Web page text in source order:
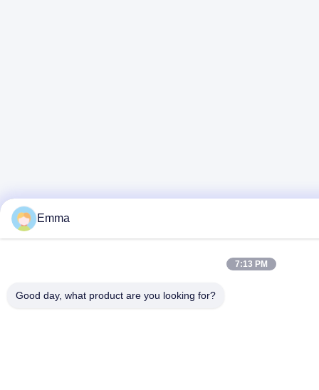
Emma
7:13 PM
Good day, what product are you looking for?